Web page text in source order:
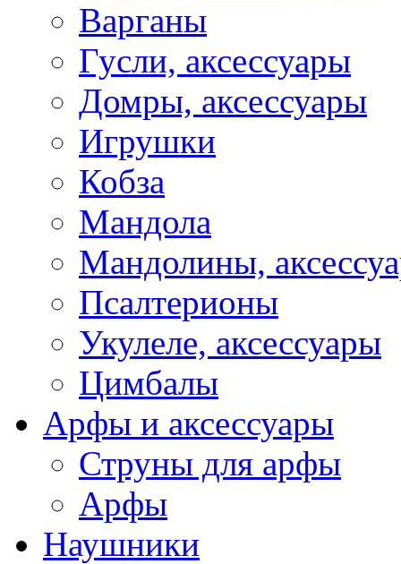
Варганы
Гусли, аксессуары
Домры, аксессуары
Игрушки
Кобза
Мандола
Мандолины,
Псалтерионы
Укулеле, аксессуары
Цимбалы
Арфы и аксессуары
Струны для арфы
Арфы
Наушники